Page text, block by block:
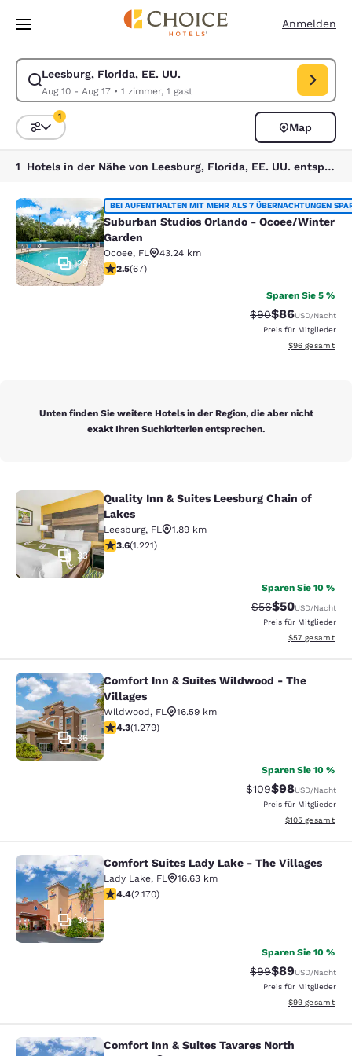
Weiter Zu Hauptinhalt
Anmelden
Leesburg, Florida, EE. UU.
Aug 10 - Aug 17• 1 zimmer, 1 gast
Suche für Leesburg, Florida, EE. UU. ändern. Check-in-Datum Aug 10,
Sortieren und Filtern,
1
Map
1 Hotels in der Nähe von Leesburg, Florida, EE. UU. entsprechen Ihren Filtern
Suburban Studios Orlando -
29
BEI AUFENTHALTEN MIT MEHR ALS 7 ÜBERNACHTUNGEN
Suburban Studios Orlando - Ocoee/Winter
Garden
Ocoee, FL
43.24 km
2.54-Sterne-Bewertung. Mittelmäßig. 67 Bewertungen
2.5(67)
Sparen Sie 5 %
Durchgestrichener
$90Vergünstigter
$86USD/Nacht
Preis für Mitglieder
Geschätzte
$96 gesamt
Unten finden Sie weitere Hotels in der Region, die aber nicht
exakt Ihren Suchkriterien entsprechen.
Quality Inn & Suites Leesburg
33
Quality Inn & Suites Leesburg Chain of
Lakes
Leesburg, FL
1.89 km
3.56-Sterne-Bewertung. Gut. 1221 Bewertungen
3.6(1.221)
Sparen Sie 10 %
$56Vergünstigter
$50USD/Nacht
Preis für Mitglieder
Geschätzte
$57 gesamt
Comfort Inn & Suites Wildwood -
36
Comfort Inn & Suites Wildwood - The
Villages
Wildwood, FL
16.59 km
4.32-Sterne-Bewertung. Hervorragend. 1279
4.3(1.279)
Sparen Sie 10 %
Durchgestrichener
$109Vergünstigter
$98USD/Nacht
Preis für Mitglieder
Geschätzte
$105 gesamt
Comfort Suites Lady Lake - The
36
Comfort Suites Lady Lake - The Villages
Lady Lake, FL
16.63 km
4.36-Sterne-Bewertung. Hervorragend. 2170
4.4(2.170)
Sparen Sie 10 %
Durchgestrichener
$99Vergünstigter
$89USD/Nacht
Preis für Mitglieder
Geschätzte
$99 gesamt
Comfort Inn & Suites Tavares North
Comfort Inn & Suites Tavares North